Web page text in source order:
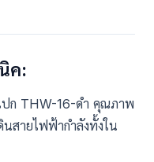
ค:
ก THW-16-ดำ คุณภาพ
สายไฟฟ้ากำลังทั้งใน